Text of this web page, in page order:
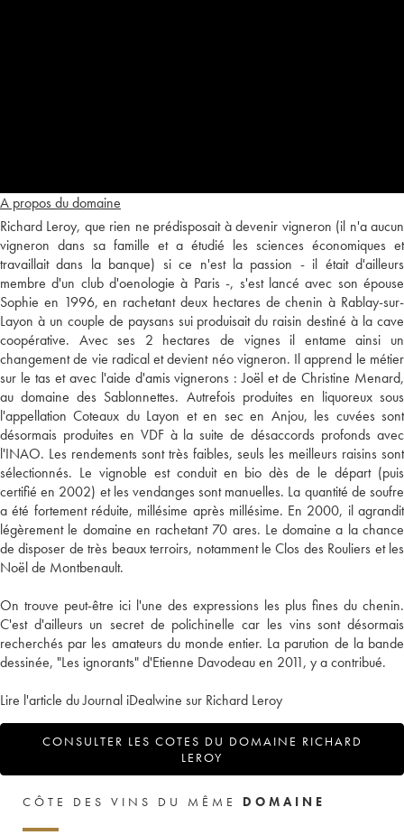
A propos du domaine
Richard Leroy, que rien ne prédisposait à devenir vigneron (il n'a aucun
vigneron dans sa famille et a étudié les sciences économiques et
travaillait dans la banque) si ce n'est la passion - il était d'ailleurs
membre d'un club d'oenologie à Paris -, s'est lancé avec son épouse
Sophie en 1996, en rachetant deux hectares de chenin à Rablay-sur-
Layon à un couple de paysans sui produisait du raisin destiné à la cave
coopérative. Avec ses 2 hectares de vignes il entame ainsi un
changement de vie radical et devient néo vigneron. Il apprend le métier
sur le tas et avec l'aide d'amis vignerons : Joël et de Christine Menard,
au domaine des Sablonnettes. Autrefois produites en liquoreux sous
l'appellation Coteaux du Layon et en sec en Anjou, les cuvées sont
désormais produites en VDF à la suite de désaccords profonds avec
l'INAO. Les rendements sont très faibles, seuls les meilleurs raisins sont
sélectionnés. Le vignoble est conduit en bio dès de le départ (puis
certifié en 2002) et les vendanges sont manuelles. La quantité de soufre
a été fortement réduite, millésime après millésime. En 2000, il agrandit
légèrement le domaine en rachetant 70 ares. Le domaine a la chance
de disposer de très beaux terroirs, notamment le Clos des Rouliers et les
Noël de Montbenault.
On trouve peut-être ici l'une des expressions les plus fines du chenin.
C'est d'ailleurs un secret de polichinelle car les vins sont désormais
recherchés par les amateurs du monde entier. La parution de la bande
dessinée, "Les ignorants" d'Etienne Davodeau en 2011, y a contribué.
Lire l'article du Journal iDealwine sur Richard Leroy
CONSULTER LES COTES DU DOMAINE RICHARD
LEROY
CÔTE DES VINS DU MÊME DOMAINE